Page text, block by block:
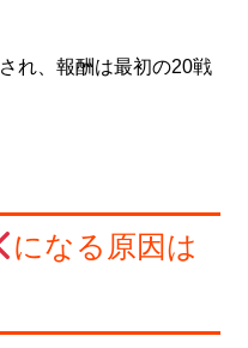
れ、報酬は最初の20戦
になる原因は